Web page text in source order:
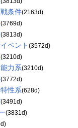
条件(2163d)
(3769d)
(3813d)
ベント (3572d)
(3210d)
力系(3210d)
(3772d)
性系(628d)
(3491d)
(3831d)